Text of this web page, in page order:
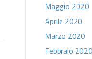
Maggio 2020
Aprile 2020
Marzo 2020
Febbraio 2020